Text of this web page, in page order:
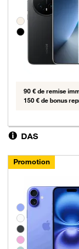
Groupe de
90 € de remise
150 € de bonus
DAS
Promotion
Groupe de